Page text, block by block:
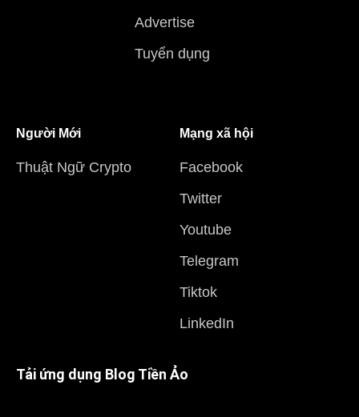
Advertise
Tuyển dụng
Người Mới
Thuật Ngữ Crypto
Mạng xã hội
Facebook
Twitter
Youtube
Telegram
Tiktok
LinkedIn
Tải ứng dụng Blog Tiền Ảo